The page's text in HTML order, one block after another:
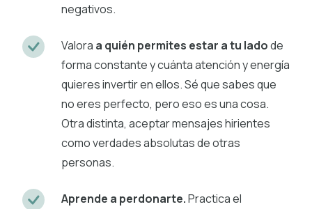
negativos.
Valora a quién permites estar a tu ladode
forma constante y cuánta atención y energía
quieres invertir en ellos. Sé que sabes que
no eres perfecto, pero eso es una cosa.
Otra distinta, aceptar mensajes hirientes
como verdades absolutas de otras
personas.
Aprende a perdonarte.Practica el